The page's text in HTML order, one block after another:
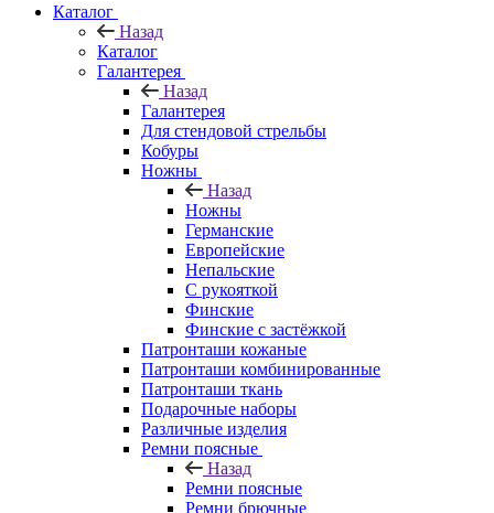
Каталог
Назад
Каталог
Галантерея
Назад
Галантерея
Для стендовой стрельбы
Кобуры
Ножны
Назад
Ножны
Германские
Европейские
Непальские
С рукояткой
Финские
Финские с застёжкой
Патронташи кожаные
Патронташи комбинированные
Патронташи ткань
Подарочные наборы
Различные изделия
Ремни поясные
Назад
Ремни поясные
Ремни брючные